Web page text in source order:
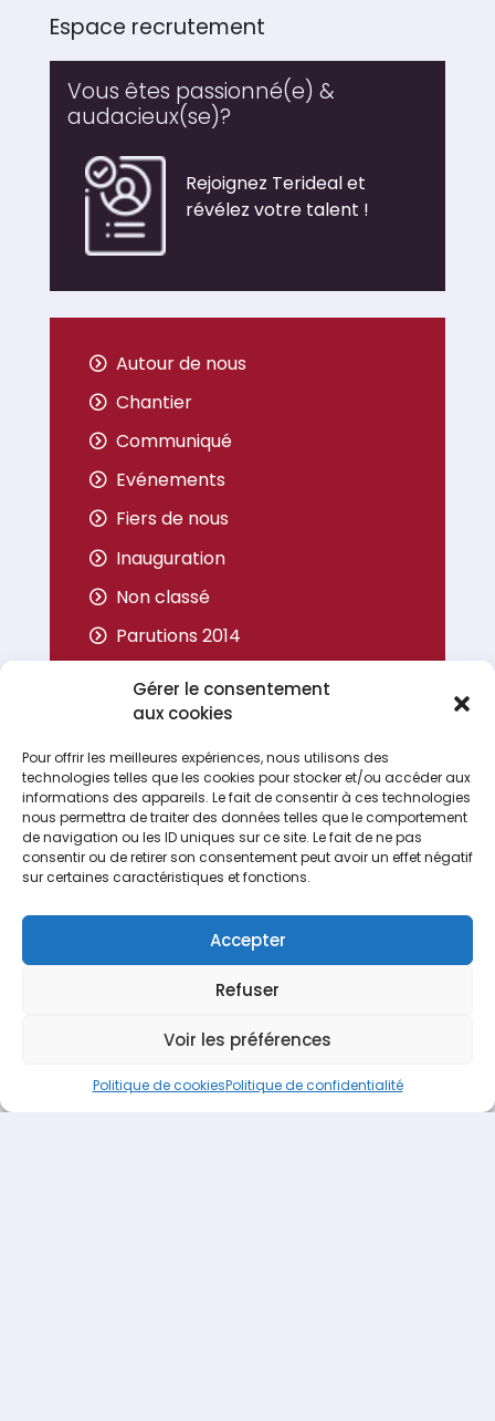
Gérer le consentement
aux cookies
Pour offrir les meilleures expériences, nous utilisons des
technologies telles que les cookies pour stocker et/ou accéder aux
informations des appareils. Le fait de consentir à ces technologies
nous permettra de traiter des données telles que le comportement
de navigation ou les ID uniques sur ce site. Le fait de ne pas
consentir ou de retirer son consentement peut avoir un effet négatif
sur certaines caractéristiques et fonctions.
Accepter
Refuser
Voir les préférences
Politique de cookiesPolitique de confidentialité
Espace recrutement
Vous êtes passionné(e) &
audacieux(se)?
Rejoignez Terideal et
révélez votre talent !
Autour de nous
Chantier
Communiqué
Evénements
Fiers de nous
Inauguration
Non classé
Parutions 2014
Parutions 2015
Parutions 2016
Parutions 2017
Portrait
Espace Recrutement
propulsé fièrement par
Une création
confidentialité